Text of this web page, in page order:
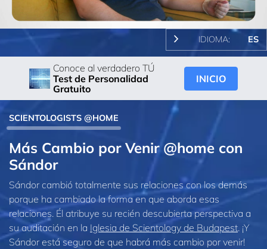
Video
IDIOMA: ES
Conoce al verdadero TÚ
Test de Personalidad
Gratuito
INICIO
SCIENTOLOGISTS @HOME
Más Cambio por Venir @home con
Sándor
Sándor cambió totalmente sus relaciones con los demás
porque ha cambiado la forma en que aborda esas
relaciones. Él atribuye su recién descubierta perspectiva a
su auditación en la Iglesia de Scientology de Budapest. ¡Y
Sándor está seguro de que habrá más cambio por venir!